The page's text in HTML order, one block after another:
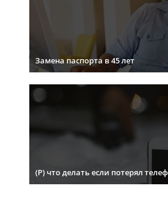
Замена паспорта в 45 лет
(Р) что делать если потерял